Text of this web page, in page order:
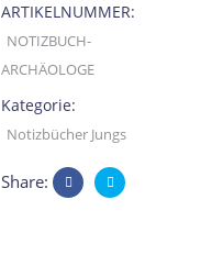
Berufe
aus
Kindermunde
quantity
ARTIKELNUMMER:
NOTIZBUCH-
ARCHÄOLOGE
Kategorie:
Notizbücher Jungs
Share: